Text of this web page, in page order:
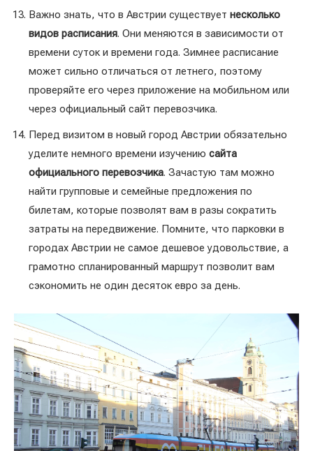
Важно знать, что в Австрии существует несколько
видов расписания. Они меняются в зависимости от
времени суток и времени года. Зимнее расписание
может сильно отличаться от летнего, поэтому
проверяйте его через приложение на мобильном или
через официальный сайт перевозчика.
Перед визитом в новый город Австрии обязательно
уделите немного времени изучению сайта
официального перевозчика. Зачастую там можно
найти групповые и семейные предложения по
билетам, которые позволят вам в разы сократить
затраты на передвижение. Помните, что парковки в
городах Австрии не самое дешевое удовольствие, а
грамотно спланированный маршрут позволит вам
сэкономить не один десяток евро за день.